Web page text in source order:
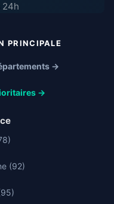
24h
PRINCIPALE
→
→
(92)